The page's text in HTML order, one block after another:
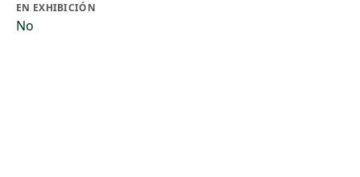
EN EXHIBICIÓN
No